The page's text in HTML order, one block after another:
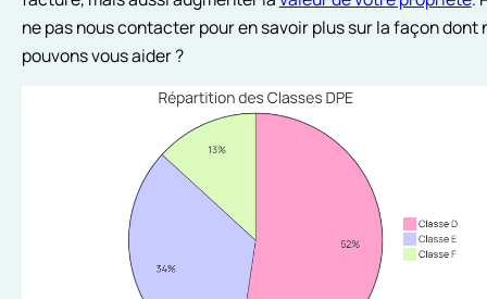
ne pas nous contacter pour en savoir plus sur la façon dont
pouvons vous aider ?